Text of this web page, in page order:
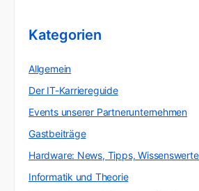
Kategorien
Allgemein
Der IT-Karriereguide
Events unserer Partnerunternehmen
Gastbeiträge
Hardware: News, Tipps,
Informatik und Theorie